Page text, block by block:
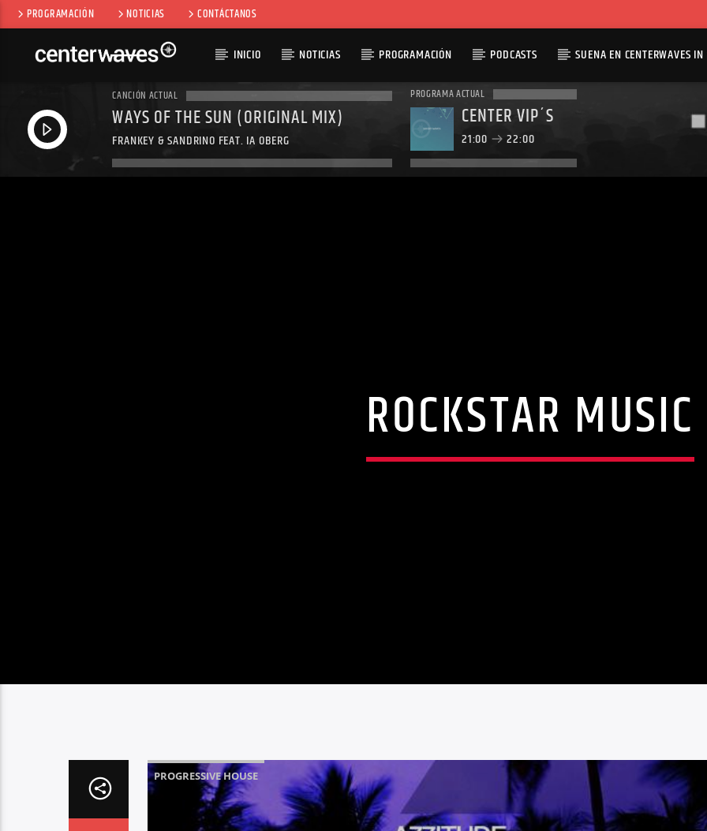
PROGRAMACIÓN NOTICIAS CONTÁCTANOS
INICIO NOTICIAS PROGRAMACIÓN PODCASTS SUENA EN CENTERWAVES IN
CANCIÓN ACTUAL
WAYS OF THE SUN (ORIGINAL MIX)
FRANKEY & SANDRINO FEAT. IA ÖBERG
PROGRAMA ACTUAL
CENTER VIP´S
21:00 22:00
ROCKSTAR MUSIC
PROGRESSIVE HOUSE